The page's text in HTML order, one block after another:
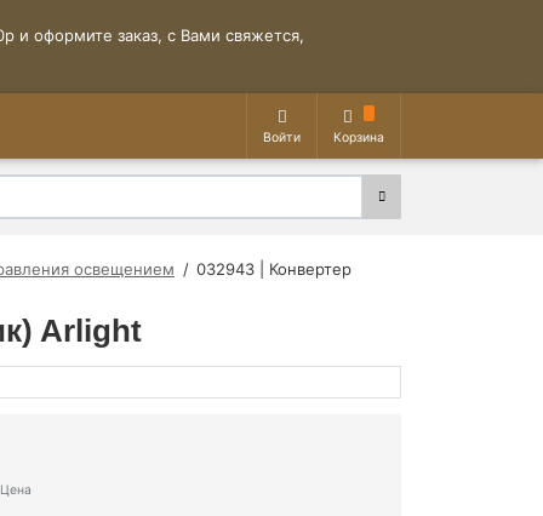
и оформите заказ, с Вами свяжется,
Войти Корзина
освещением
032943 | Конвертер
Arlight
Цена